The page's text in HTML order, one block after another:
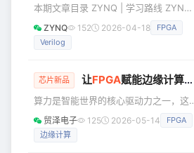
价值强多了。现在想来确实，自从学习
FPGA以来，看过的书没有多少，只是想
做个什么了，就在网上找找例程，照抄
本期文章目录 ZYNQ | 学习路线 ZYNQ
点击阅读 ZYNQ 关于Timing Exception
Verilog有什么奇技淫巧？ Verilog
减乘除及三角函数实现 CORDIC 点击阅
读 探究FPGA 读书笔记 | Design Rot -1
IC设计 点击阅读 icsoc 构建ic知识体系
ZYNQ 152 2026-04-18
FPGA
Verilog
芯片新品 让FPGA赋能边缘计算开发，从哪儿起步？
算力是智能世界的核心驱动力之一，这
是不争的事实。值得注意的是，如今算
力的部署，其重心正加速从云端向网络
贸泽电子 125 2026-05-14
FPGA
边缘计算